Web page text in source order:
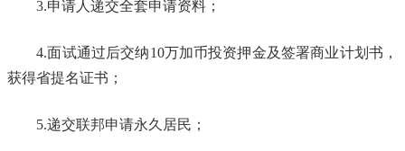
3.申请人递交全套申请资料；
4.面试通过后交纳10万加币投资押金及签署商业计划书，
获得省提名证书；
5.递交联邦申请永久居民；